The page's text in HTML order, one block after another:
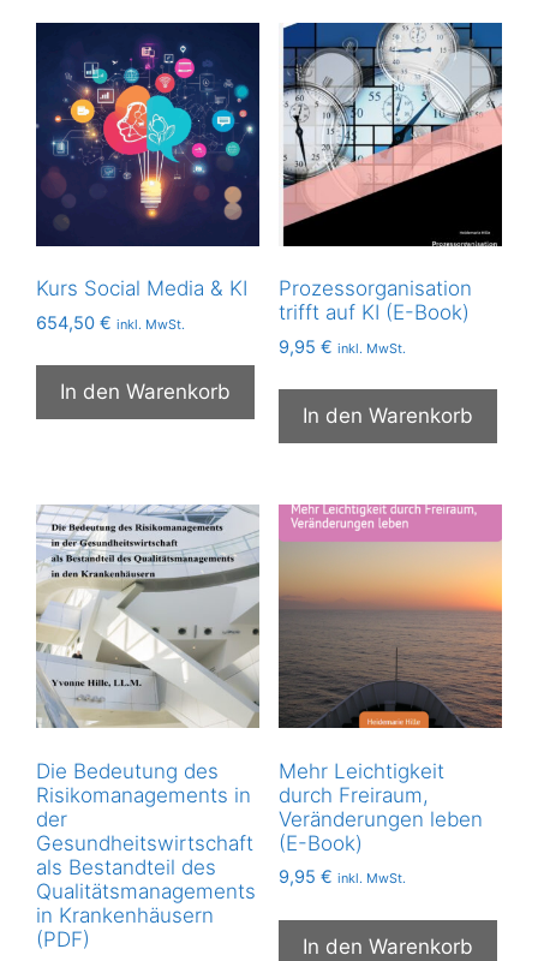
Kurs Social Media & KI
654,50 € inkl. MwSt.
In den Warenkorb
Prozessorganisation
trifft auf KI (E-Book)
9,95 € inkl. MwSt.
In den Warenkorb
Die Bedeutung des
Risikomanagements in
der
Gesundheitswirtschaft
als Bestandteil des
Qualitätsmanagements
in Krankenhäusern
(PDF)
Mehr Leichtigkeit
durch Freiraum,
Veränderungen leben
(E-Book)
9,95 € inkl. MwSt.
In den Warenkorb